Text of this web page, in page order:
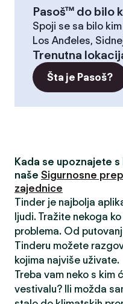
Pasoš™ do bilo
Spoji se sa bilo
Los Anđeles,
Trenutna
Šta je Pasoš?
Kada se upoznajete
naše Sigurnosne
zajednice
Tinder je najbolja
ljudi. Tražite nekoga
problema. Od
Tinderu možete
kojima najviše uživate.
Treba vam neko s kim
vestivalu? Ili možda